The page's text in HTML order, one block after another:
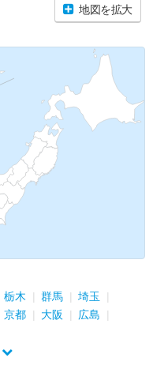
地図を拡大
栃木 群馬
埼玉
京都 大阪
広島